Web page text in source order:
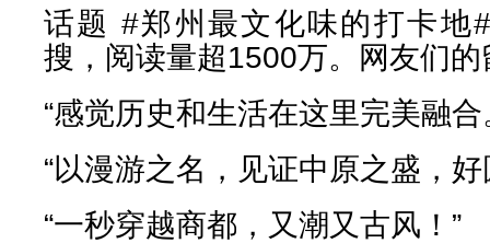
话题 #郑州最文化味的打卡地
搜，阅读量超1500万。网友们
“感觉历史和生活在这里完美融合
“以漫游之名，见证中原之盛，好
“一秒穿越商都，又潮又古风！”